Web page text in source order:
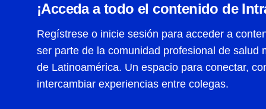
¡Acceda a todo el contenido de
Regístrese o inicie sesión para acceder a
ser parte de la comunidad profesional de salud
de Latinoamérica. Un espacio para conectar,
intercambiar experiencias entre colegas.
Centro de Ayuda
Términos y condiciones| Políticas de privacidad